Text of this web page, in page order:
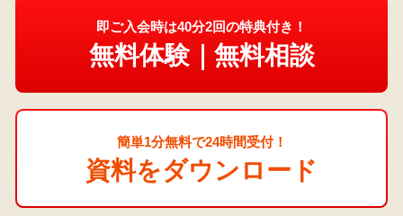
即ご入会時は40分2回の特典付き！
無料体験｜無料相談
簡単1分無料で24時間受付！
資料をダウンロード